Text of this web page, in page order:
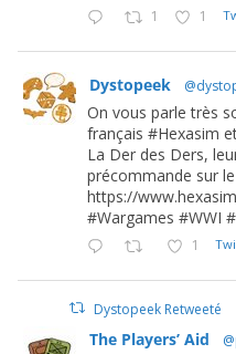
1 1
Dystopeek
On vous parle très
français #Hexasim
La Der des Ders,
précommande sur
https://
#Wargames #WWI
1
Dystopeek Retweeté
The Players’ Aid